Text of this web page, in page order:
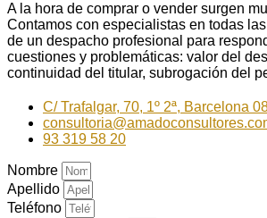
A la hora de comprar o vender surgen
Contamos con especialistas en todas
de un despacho profesional para
cuestiones y problemáticas: valor del
continuidad del titular, subrogación del
C/ Trafalgar, 70, 1º 2ª, Barcelona
93 319 58 20
Nombre
Apellido
Teléfono